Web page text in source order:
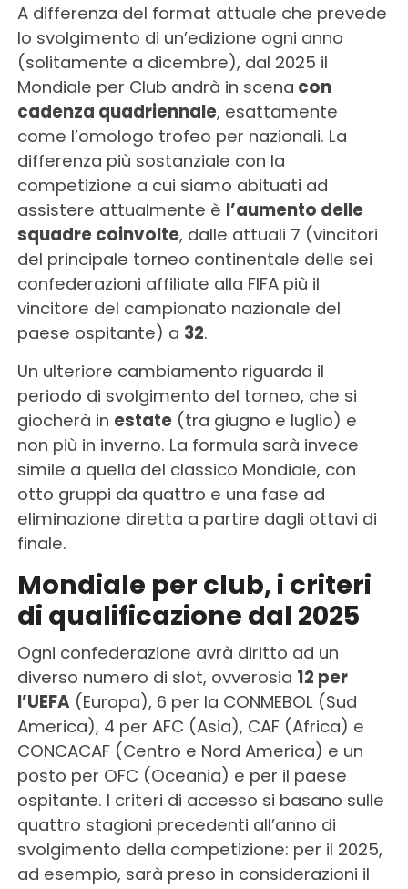
A differenza del format attuale che prevede
lo svolgimento di un’edizione ogni anno
(solitamente a dicembre), dal 2025 il
Mondiale per Club andrà in scena con
cadenza quadriennale, esattamente
come l’omologo trofeo per nazionali. La
differenza più sostanziale con la
competizione a cui siamo abituati ad
assistere attualmente è l’aumento delle
squadre coinvolte, dalle attuali 7 (vincitori
del principale torneo continentale delle sei
confederazioni affiliate alla FIFA più il
vincitore del campionato nazionale del
paese ospitante) a 32.
Un ulteriore cambiamento riguarda il
periodo di svolgimento del torneo, che si
giocherà in estate(tra giugno e luglio) e
non più in inverno. La formula sarà invece
simile a quella del classico Mondiale, con
otto gruppi da quattro e una fase ad
eliminazione diretta a partire dagli ottavi di
finale.
Mondiale per club, i criteri
di qualificazione dal 2025
Ogni confederazione avrà diritto ad un
diverso numero di slot, ovverosia 12 per
l’UEFA (Europa), 6 per la CONMEBOL (Sud
America), 4 per AFC (Asia), CAF (Africa) e
CONCACAF (Centro e Nord America) e un
posto per OFC (Oceania) e per il paese
ospitante. I criteri di accesso si basano sulle
quattro stagioni precedenti all’anno di
svolgimento della competizione: per il 2025,
ad esempio, sarà preso in considerazioni il